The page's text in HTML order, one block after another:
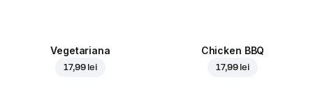
Vegetariana
17,99 lei
Chicken BBQ
17,99 lei